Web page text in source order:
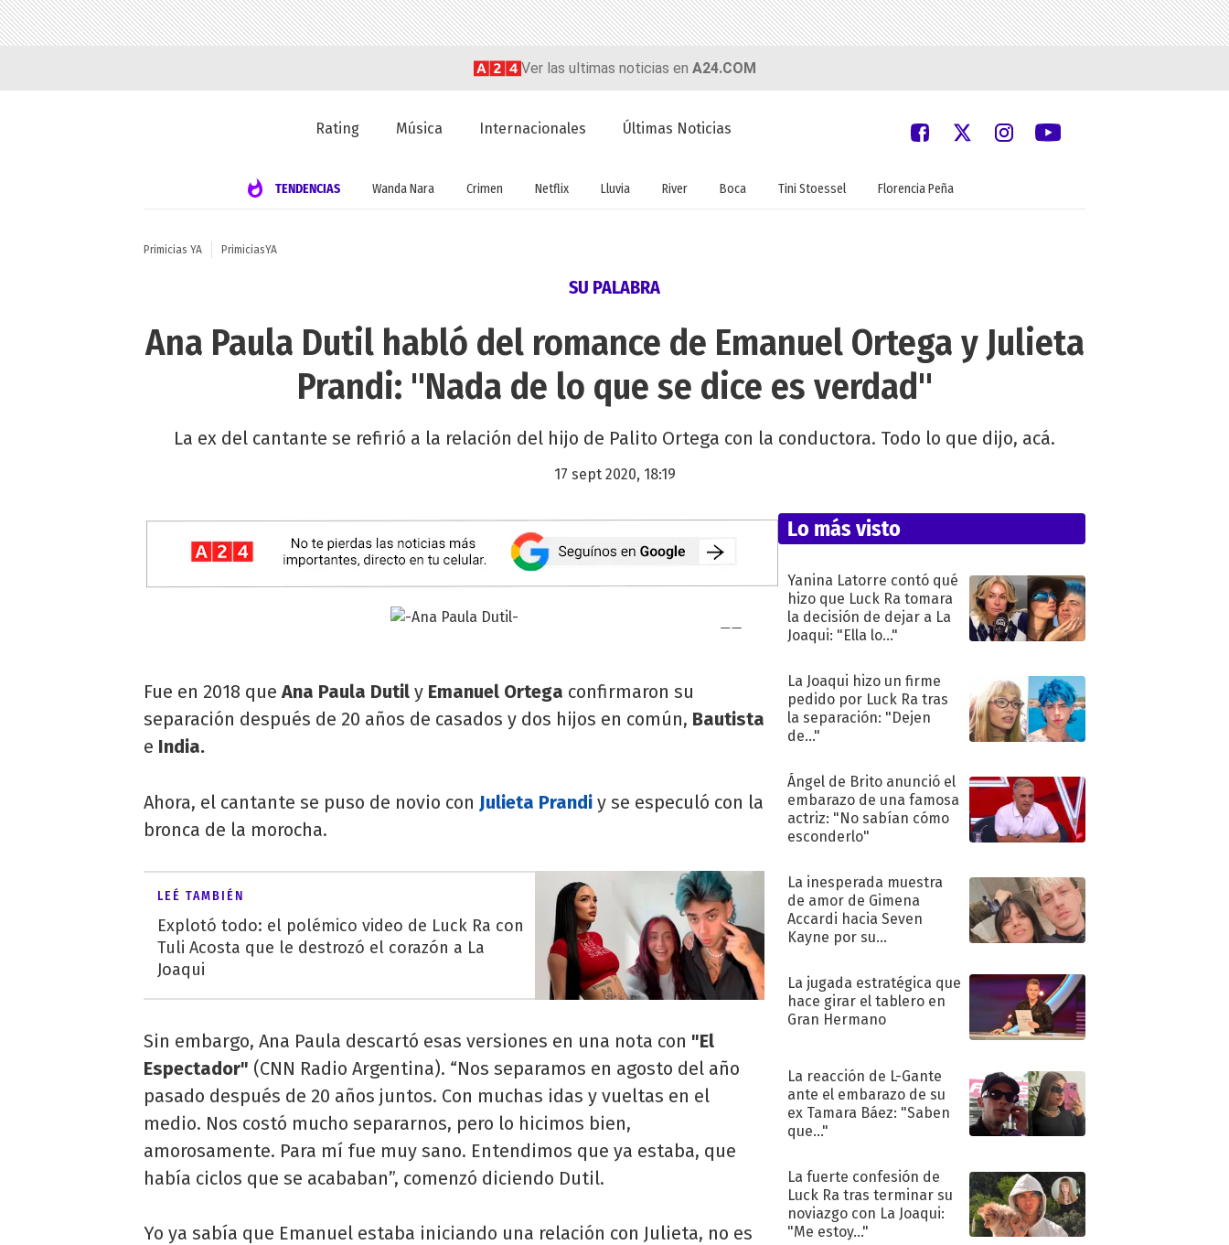
Ver las ultimas noticias en A24.COM
Rating Música Internacionales Últimas Noticias
TENDENCIAS Wanda Nara Crimen Netflix Lluvia River Boca Tini Stoessel Florencia Peña
Primicias YA PrimiciasYA
SU PALABRA
Ana Paula Dutil habló del romance de Emanuel Ortega y Julieta
Prandi: "Nada de lo que se dice es verdad"
La ex del cantante se refirió a la relación del hijo de Palito Ortega con la conductora. Todo lo que dijo, acá.
17 sept 2020, 18:19
Fue en 2018 queAna Paula Dutil y Emanuel Ortega confirmaron su
separación después de 20 años de casados y dos hijos en común, Bautista
e India.
Ahora, el cantante se puso de novio con Julieta Prandi y se especuló con la
bronca de la morocha.
LEÉ TAMBIÉN
Explotó todo: el polémico video de Luck Ra con
Tuli Acosta que le destrozó el corazón a La
Joaqui
Sin embargo, Ana Paula descartó esas versiones en una nota con "El
Espectador" (CNN Radio Argentina). “Nos separamos en agosto del año
pasado después de 20 años juntos. Con muchas idas y vueltas en el
medio. Nos costó mucho separarnos, pero lo hicimos bien,
amorosamente. Para mí fue muy sano. Entendimos que ya estaba, que
había ciclos que se acababan”, comenzó diciendo Dutil.
Yo ya sabía que Emanuel estaba iniciando una relación con Julieta, no es
Lo más visto
Yanina Latorre contó qué
hizo que Luck Ra tomara
la decisión de dejar a La
Joaqui: "Ella lo..."
La Joaqui hizo un firme
pedido por Luck Ra tras
la separación: "Dejen
de..."
Ángel de Brito anunció el
embarazo de una famosa
actriz: "No sabían cómo
esconderlo"
La inesperada muestra
de amor de Gimena
Accardi hacia Seven
Kayne por su
La jugada estratégica que
hace girar el tablero en
Gran Hermano
La reacción de L-Gante
ante el embarazo de su
ex Tamara Báez: "Saben
que..."
La fuerte confesión de
Luck Ra tras terminar su
noviazgo con La Joaqui:
"Me estoy..."